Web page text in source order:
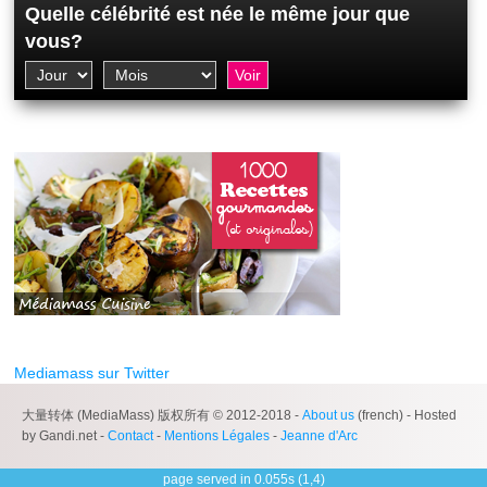
Quelle célébrité est née le même jour que
vous?
Mediamass sur Twitter
大量转体 (MediaMass) 版权所有 © 2012-2018 - About us (french) - Hosted
by Gandi.net - Contact- Mentions Légales - Jeanne d'Arc
page served in 0.055s (1,4)